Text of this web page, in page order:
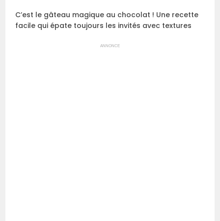
C’est le gâteau magique au chocolat ! Une recette
facile qui épate toujours les invités avec textures
ANNONCE